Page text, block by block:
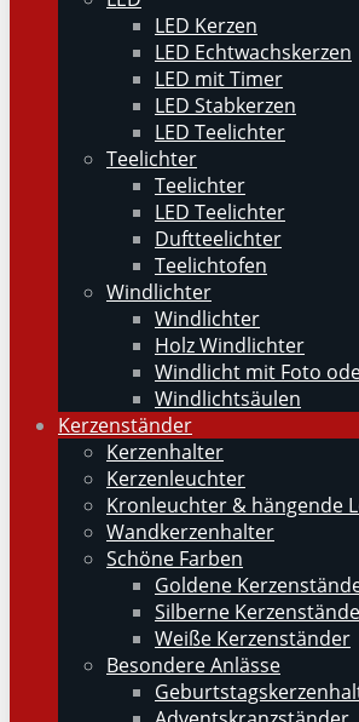
LED Kerzen
LED Echtwachskerzen
LED mit Timer
LED Stabkerzen
LED Teelichter
Teelichter
Teelichter
LED Teelichter
Duftteelichter
Teelichtofen
Windlichter
Windlichter
Holz Windlichter
Windlicht mit Foto
Windlichtsäulen
Kerzenständer
Kerzenhalter
Kerzenleuchter
Kronleuchter & hängende
Wandkerzenhalter
Schöne Farben
Goldene
Silberne
Weiße Kerzenständer
Besondere Anlässe